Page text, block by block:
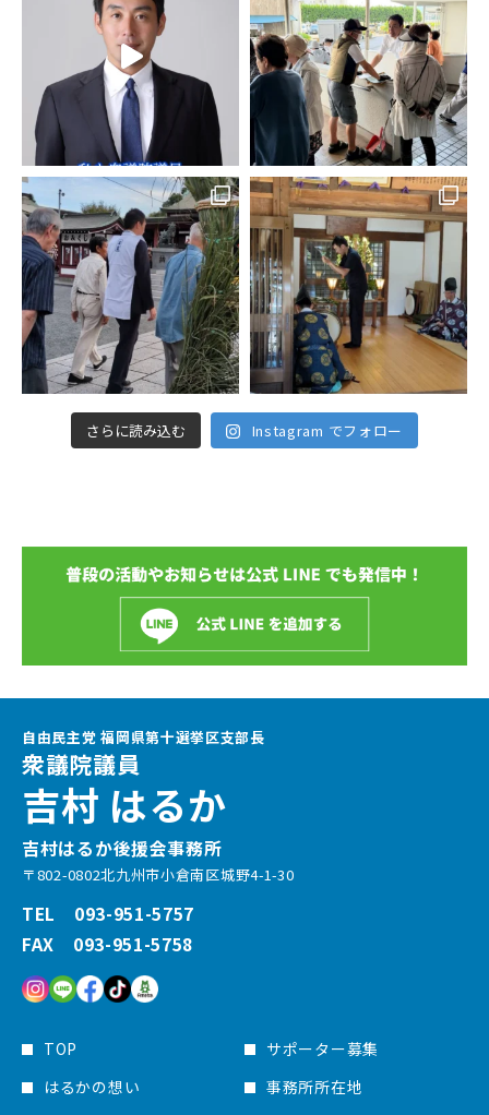
さらに読み込む Instagram でフォロー
自由民主党 福岡県第十選挙区支部長
衆議院議員
吉村 はるか
吉村はるか後援会事務所
〒802-0802北九州市小倉南区城野4-1-30
TEL 093-951-5757
FAX 093-951-5758
TOP
はるかの想い
サポーター募集
事務所所在地